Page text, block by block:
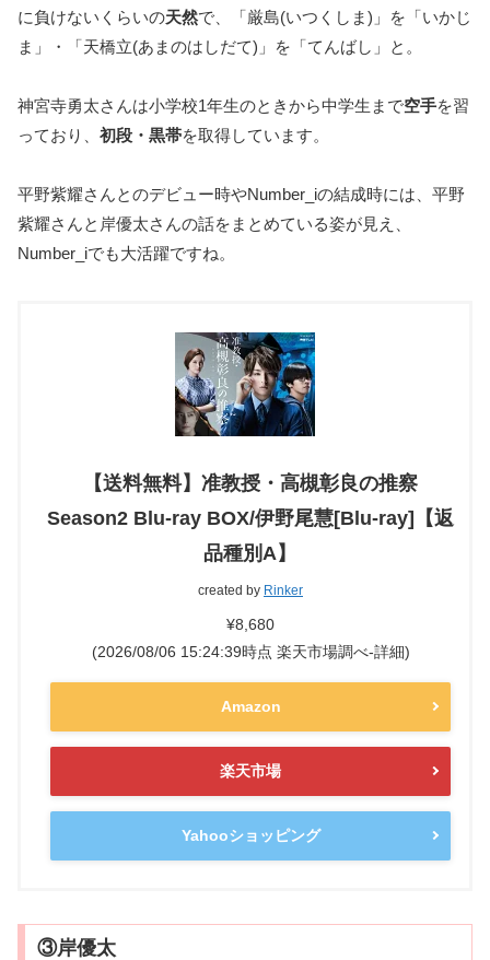
に負けないくらいの天然で、「厳島(いつくしま)」を「いかじ
ま」・「天橋立(あまのはしだて)」を「てんばし」と。
神宮寺勇太さんは小学校1年生のときから中学生まで空手を習
っており、 初段・黒帯を取得しています。
平野紫耀さんとのデビュー時やNumber_iの結成時には、平野
紫耀さんと岸優太さんの話をまとめている姿が見え、
Number_iでも大活躍ですね。
【送料無料】准教授・高槻彰良の推察
Season2 Blu-ray BOX/伊野尾慧[Blu-ray]【返
品種別A】
created by Rinker
¥8,680
(2026/08/06 15:24:39時点 楽天市場調べ-詳細)
Amazon
楽天市場
Yahooショッピング
③岸優太